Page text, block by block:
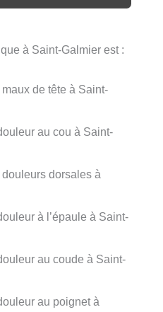
à Saint-Galmier est :
de tête à Saint-
au cou à Saint-
dorsales à
à l’épaule à Saint-
au coude à Saint-
au poignet à